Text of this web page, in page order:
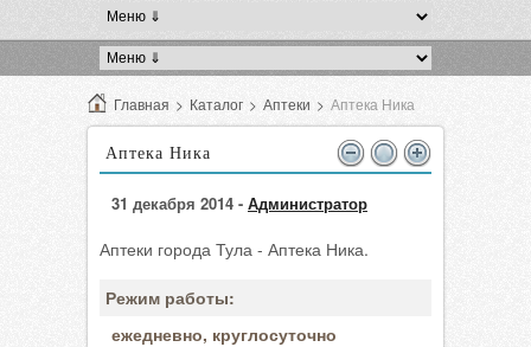
Главная > Каталог > Аптеки > Аптека Ника
Аптека Ника
31 декабря 2014 - Администратор
Аптеки города Тула - Аптека Ника.
Режим работы:
ежедневно, круглосуточно